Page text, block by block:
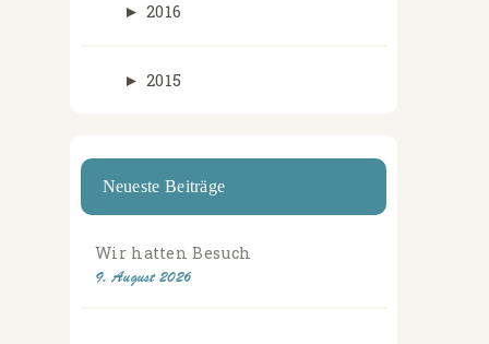
► 2016
► 2015
Neueste Beiträge
Wir hatten Besuch
9. August 2026